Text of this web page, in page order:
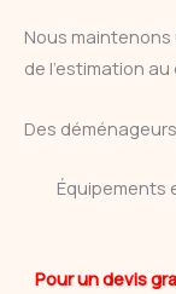
Nous maintenons
de l’estimation
Des
Équipements
Pour un devis